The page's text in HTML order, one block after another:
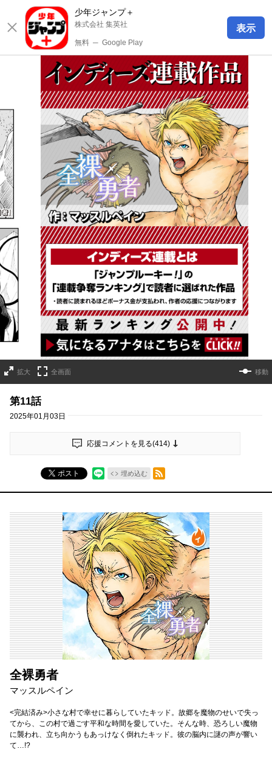
少年ジャンプ＋
株式会社 集英社
無料 ─ Google Play
表示
詳細ページへのリンク
拡大 全画面 移動
第11話
2025年01月03日
応援コメントを見る(414)
ポスト 埋め込む
RSSフィード
全裸勇者
マッスルペイン
<完結済み>小さな村で幸せに暮らしていたキッド。故郷を魔物のせいで失っ
てから、この村で過ごす平和な時間を愛していた。そんな時、恐ろしい魔物
に襲われ、立ち向かうもあっけなく倒れたキッド。彼の脳内に謎の声が響い
て…!?